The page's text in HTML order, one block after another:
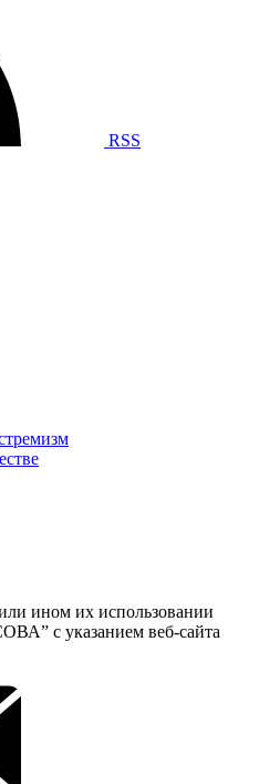
RSS
ином их использовании
с указанием веб-сайта